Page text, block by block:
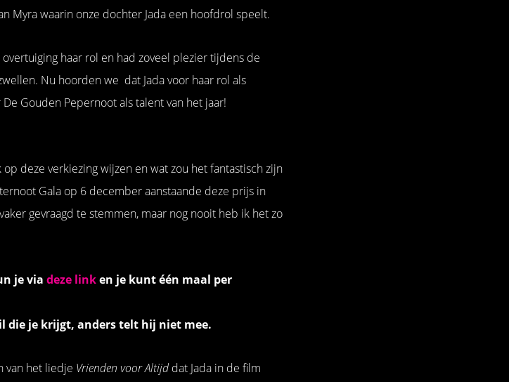
Myra waarin onze dochter Jada een hoofdrol speelt.
haar rol en had zoveel plezier tijdens de
Nu hoorden we dat Jada voor haar rol als
Gouden Pepernoot als talent van het jaar!
deze verkiezing wijzen en wat zou het fantastisch zijn
Gala op 6 december aanstaande deze prijs in
gevraagd te stemmen, maar nog nooit heb ik het zo
je via deze linken je kunt één maal per
die je krijgt, anders telt hij niet mee.
van het liedje Vrienden voor Altijddat Jada in de film